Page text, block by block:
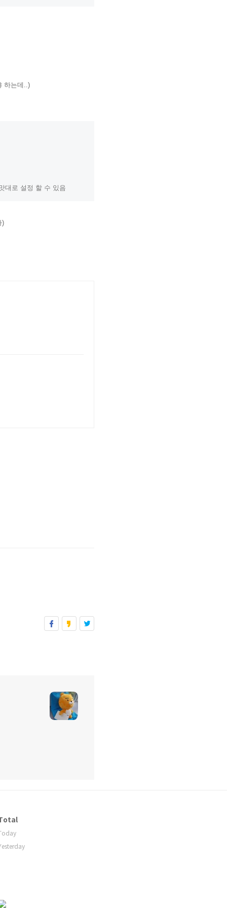
하는데..)
대로 설정 할 수 있음
)